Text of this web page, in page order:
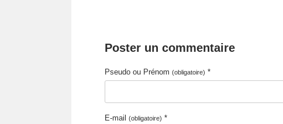
Poster un commentaire
Pseudo ou Prénom (obligatoire) *
E-mail (obligatoire) *